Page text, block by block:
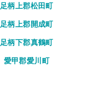
足柄上郡松田町
足柄上郡開成町
足柄下郡真鶴町
愛甲郡愛川町